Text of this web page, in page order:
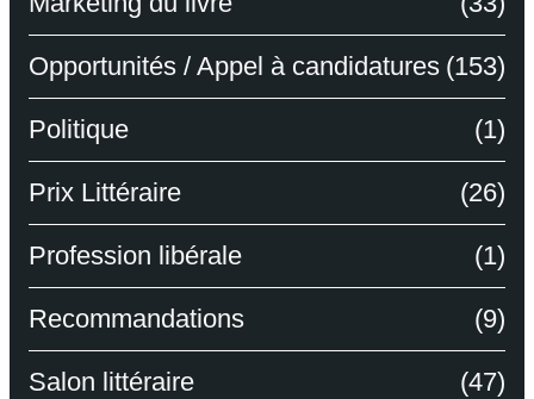
Opportunités / Appel à candidatures (153)
Politique (1)
Prix Littéraire (26)
Profession libérale (1)
Recommandations (9)
Salon littéraire (47)